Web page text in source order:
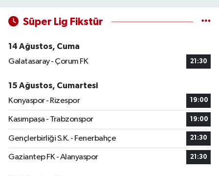
Süper Lig Fikstür
14 Ağustos, Cuma
Galatasaray - Çorum FK
21:30
15 Ağustos, Cumartesi
Konyaspor - Rizespor
19:00
Kasımpaşa - Trabzonspor 19:00
Gençlerbirliği S.K. - Fenerbahçe 21:30
Gaziantep FK - Alanyaspor 21:30